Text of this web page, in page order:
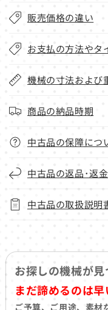
販売価格の違い
お支払の方法やタ
機械の寸法および
商品の納品時期
中古品の保障につ
中古品の返品･返
中古品の取扱説明
お探しの機械が
まだ諦めるのは早
ご予算、ご用途、素材